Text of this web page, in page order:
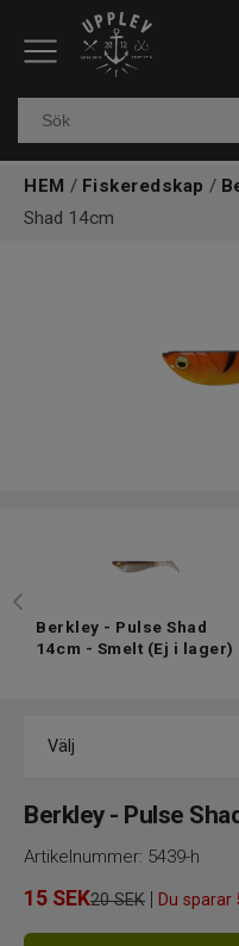
Fiskeredskap
Kläder & skor
HEM / Fiskeredskap /
Shad 14cm
Berkley - Pulse Shad
14cm - Smelt (Ej i lager)
Berkley - Pulse
Artikelnummer: 5439-h
15 SEK20 SEK | Du sparar